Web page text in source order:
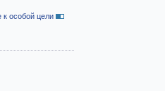
особой цели